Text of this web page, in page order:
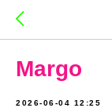
Margo
2026-06-04 12:25